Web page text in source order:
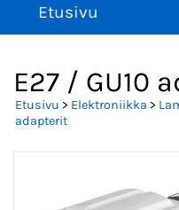
Etusivu
E27 / GU10
Etusivu > Elektroniikka >
adapterit